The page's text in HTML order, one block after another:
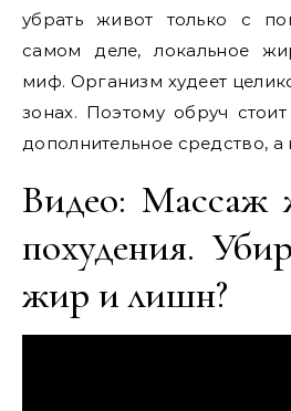
убрать живот только с
самом деле, локальное
миф. Организм худеет
зонах. Поэтому обруч
дополнительное средство, а
Видео: Массаж
похудения.
жир и лишн?